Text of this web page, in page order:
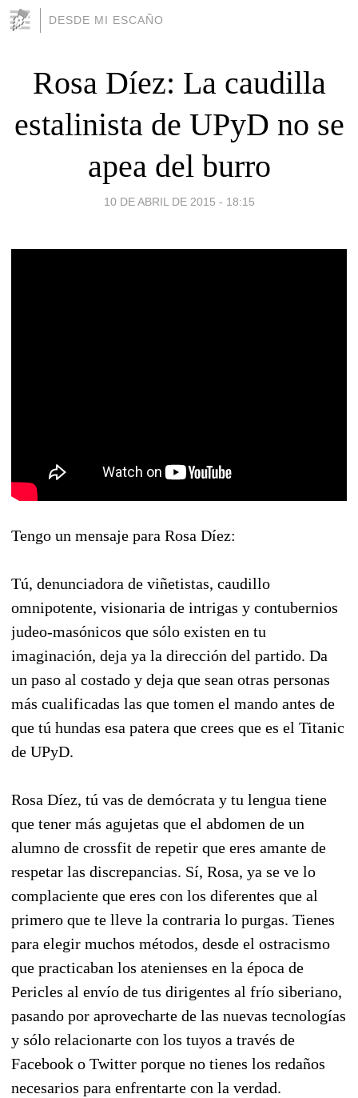
DESDE MI ESCAÑO
Rosa Díez: La caudilla
estalinista de UPyD no se
apea del burro
10 DE ABRIL DE 2015 - 18:15
Tengo un mensaje para Rosa Díez:
Tú, denunciadora de viñetistas, caudillo
omnipotente, visionaria de intrigas y contubernios
judeo-masónicos que sólo existen en tu
imaginación, deja ya la dirección del partido. Da
un paso al costado y deja que sean otras personas
más cualificadas las que tomen el mando antes de
que tú hundas esa patera que crees que es el Titanic
de UPyD.
Rosa Díez, tú vas de demócrata y tu lengua tiene
que tener más agujetas que el abdomen de un
alumno de crossfit de repetir que eres amante de
respetar las discrepancias. Sí, Rosa, ya se ve lo
complaciente que eres con los diferentes que al
primero que te lleve la contraria lo purgas. Tienes
para elegir muchos métodos, desde el ostracismo
que practicaban los atenienses en la época de
Pericles al envío de tus dirigentes al frío siberiano,
pasando por aprovecharte de las nuevas tecnologías
y sólo relacionarte con los tuyos a través de
Facebook o Twitter porque no tienes los redaños
necesarios para enfrentarte con la verdad.